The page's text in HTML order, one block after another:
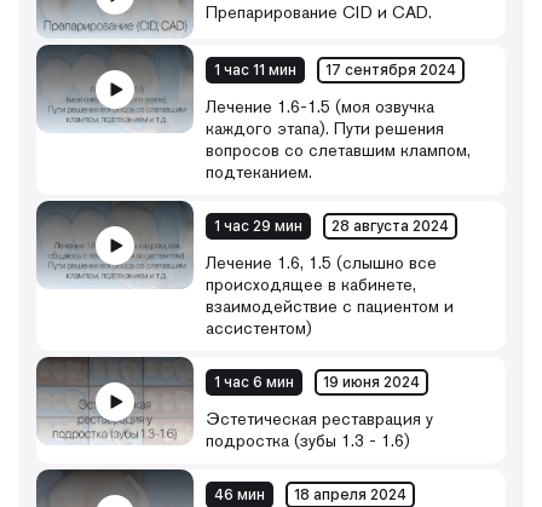
Препарирование CID и CAD.
1 час 11 мин 17 сентября 2024
Лечение 1.6-1.5 (моя озвучка
каждого этапа). Пути решения
вопросов со слетавшим клампом,
подтеканием.
1 час 29 мин 28 августа 2024
Лечение 1.6, 1.5 (слышно все
происходящее в кабинете,
взаимодействие с пациентом и
ассистентом)
1 час 6 мин 19 июня 2024
Эстетическая реставрация у
подростка (зубы 1.3 - 1.6)
46 мин 18 апреля 2024